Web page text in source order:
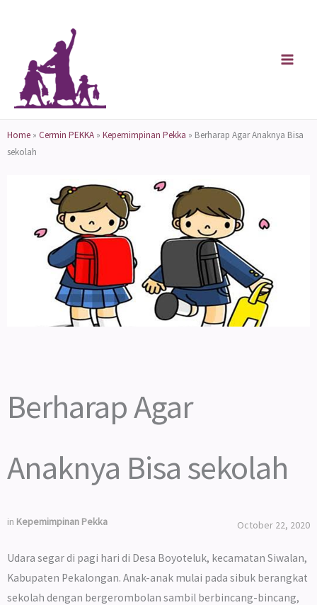
Home » Cermin PEKKA » Kepemimpinan Pekka » Berharap Agar Anaknya Bisa
sekolah
Berharap Agar
Anaknya Bisa sekolah
in Kepemimpinan Pekka October 22, 2020
Udara segar di pagi hari di Desa Boyoteluk, kecamatan Siwalan,
Kabupaten Pekalongan. Anak-anak mulai pada sibuk berangkat
sekolah dengan bergerombolan sambil berbincang-bincang,